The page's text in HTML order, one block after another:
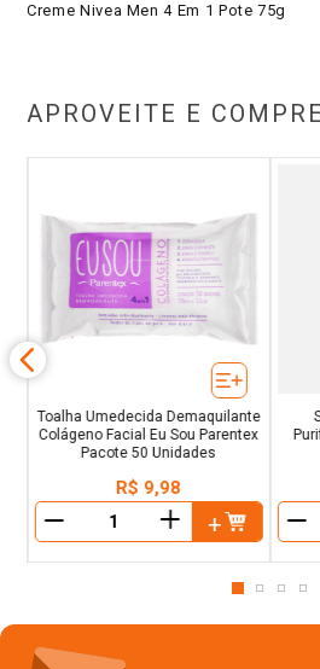
Creme Nivea Men 4 Em 1 Pote 75g
APROVEITE E
Toalha Umedecida Demaquilante
Colágeno Facial Eu Sou Parentex
Pacote 50 Unidades
R$ 9,98
＋